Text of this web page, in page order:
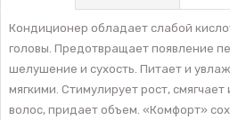
Кондиционер обладает слабой
головы. Предотвращает появление
шелушение и сухость. Питает и
мягкими. Стимулирует рост,
волос, придает объем. «Комфорт»